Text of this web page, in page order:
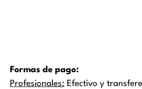
Formas de pago:
Profesionales: Efectivo y